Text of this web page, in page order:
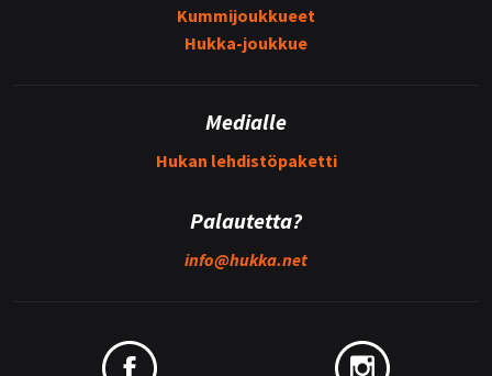
Kummijoukkueet
Hukka-joukkue
Medialle
Hukan lehdistöpaketti
Palautetta?
info@hukka.net